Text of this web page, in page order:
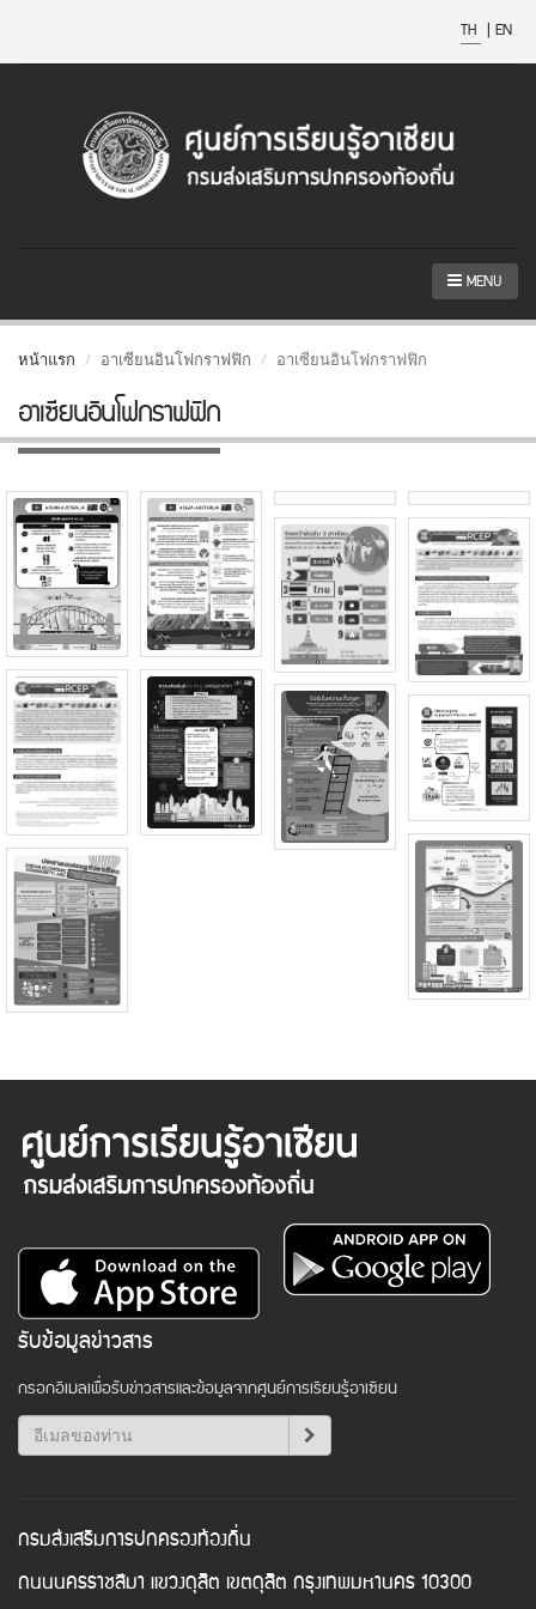
TH | EN
MENU
หน้าแรก อาเซียนอินโฟกราฟฟิก อาเซียนอินโฟกราฟฟิก
อาเซียนอินโฟกราฟฟิก
รับข้อมูลข่าวสาร
กรอกอีเมลเพื่อรับข่าวสารและข้อมูลจากศูนย์การเรียนรู้อาเซียน
กรมส่งเสริมการปกครองท้องถิ่น
ถนนนครราชสีมา แขวงดุสิต เขตดุสิต กรุงเทพมหานคร 10300